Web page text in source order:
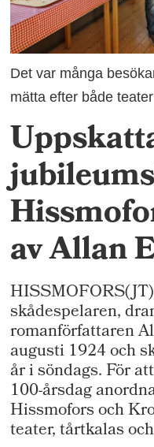
Det var många
mätta efter både
av Allan
skådespelaren,
romanförfattaren
augusti 1924 och
år i söndags. För
100-årsdag
Hissmofors och
teater, tårtkalas